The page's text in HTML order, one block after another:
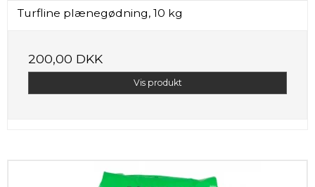
Turfline plænegødning, 10 kg
200,00 DKK
Vis produkt